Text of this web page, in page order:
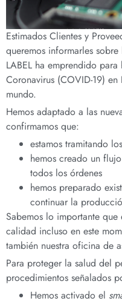
Estimados Clientes y
queremos informarles
LABEL ha emprendido
Coronavirus (COVID-19)
mundo.
Hemos adaptado a las
confirmamos que:
estamos tramitando
hemos creado un
todos los órdenes
hemos preparado
continuar la
Sabemos lo importante
calidad incluso en este
también nuestra oficina de
Para proteger la salud del
procedimientos señalados
Hemos activado el